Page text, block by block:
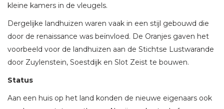
kleine kamers in de vleugels.
Dergelijke landhuizen waren vaak in een stijl gebouwd die
door de renaissance was beïnvloed. De Oranjes gaven het
voorbeeld voor de landhuizen aan de Stichtse Lustwarande
door Zuylenstein, Soestdijk en Slot Zeist te bouwen.
Status
Aan een huis op het land konden de nieuwe eigenaars ook